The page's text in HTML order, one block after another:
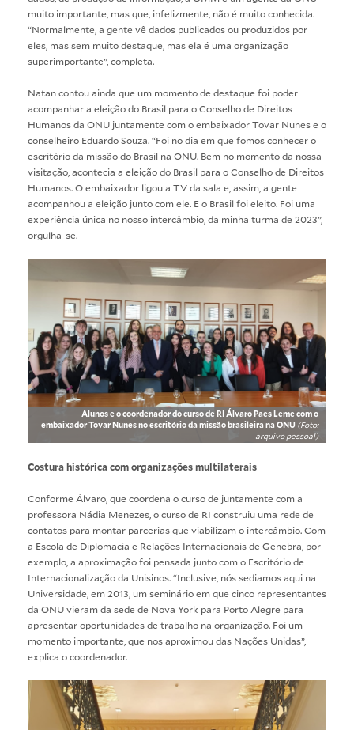
muito importante, mas que, infelizmente, não é muito conhecida.
“Normalmente, a gente vê dados publicados ou produzidos por
eles, mas sem muito destaque, mas ela é uma organização
superimportante”, completa.
Natan contou ainda que um momento de destaque foi poder
acompanhar a eleição do Brasil para o Conselho de Direitos
Humanos da ONU juntamente com o embaixador Tovar Nunes e o
conselheiro Eduardo Souza. “Foi no dia em que fomos conhecer o
escritório da missão do Brasil na ONU. Bem no momento da nossa
visitação, acontecia a eleição do Brasil para o Conselho de Direitos
Humanos. O embaixador ligou a TV da sala e, assim, a gente
acompanhou a eleição junto com ele. E o Brasil foi eleito. Foi uma
experiência única no nosso intercâmbio, da minha turma de 2023”,
orgulha-se.
Alunos e o coordenador do curso de RI Álvaro Paes Leme com o
embaixador Tovar Nunes no escritório da missão brasileira na ONU (Foto:
arquivo pessoal)
Costura histórica com organizações multilaterais
Conforme Álvaro, que coordena o curso de juntamente com a
professora Nádia Menezes, o curso de RI construiu uma rede de
contatos para montar parcerias que viabilizam o intercâmbio. Com
a Escola de Diplomacia e Relações Internacionais de Genebra, por
exemplo, a aproximação foi pensada junto com o Escritório de
Internacionalização da Unisinos. “Inclusive, nós sediamos aqui na
Universidade, em 2013, um seminário em que cinco representantes
da ONU vieram da sede de Nova York para Porto Alegre para
apresentar oportunidades de trabalho na organização. Foi um
momento importante, que nos aproximou das Nações Unidas”,
explica o coordenador.